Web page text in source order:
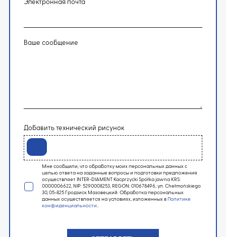
Электронная почта
Ваше сообщение
Добавить технический рисунок
Мне сообщили, что обработку моих персональных данных с
целью ответа на заданные вопросы и подготовки предложения
осуществляет INTER-DIAMENT Kacprzycki Spółka jawna KRS:
0000006622, NIP: 5290008253, REGON: 010678496, ул. Chełmońskiego
30, 05-825 Гродзиск Мазовецкий. Обработка персональных
данных осуществляется на условиях, изложенных в Политике
конфиденциальности